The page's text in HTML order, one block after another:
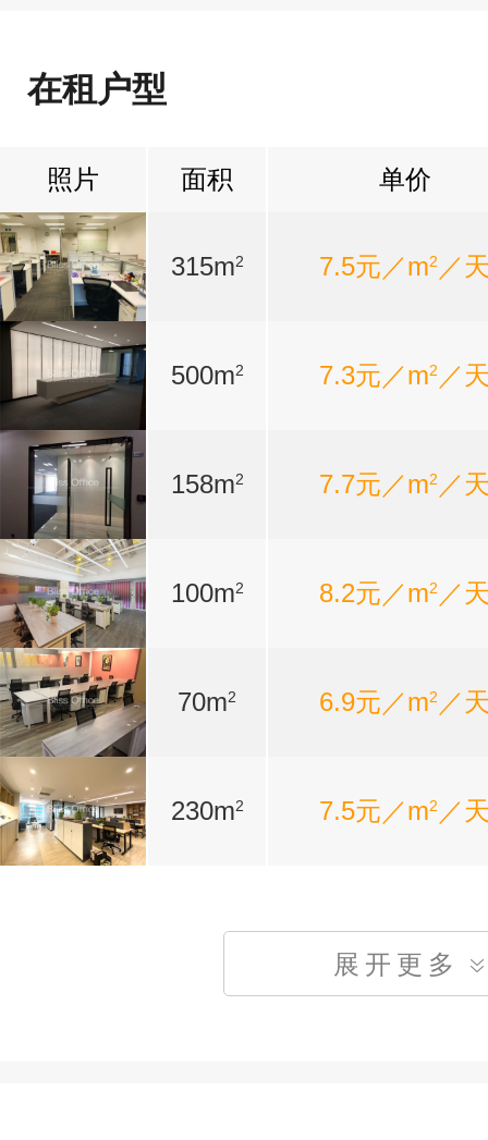
在租户型
照片 面积 单价
315m2 7.5元／m2 ／
500m2 7.3元／m2 ／
158m2 7.7元／m2 ／
100m2 8.2元／m2 ／
70m2 6.9元／m2 ／
230m2 7.5元／m2 ／
展开更多